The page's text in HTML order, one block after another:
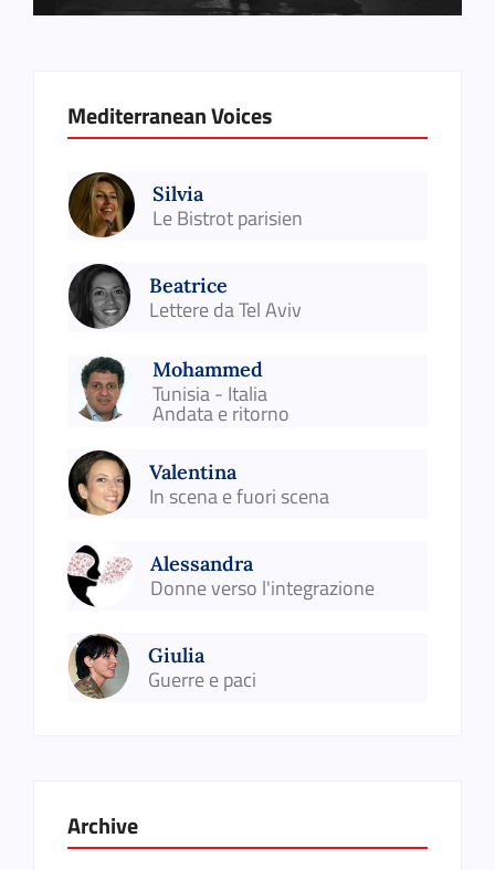
Mediterranean Voices
Silvia
Le Bistrot parisien
Beatrice
Lettere da Tel Aviv
Mohammed
Tunisia - Italia
Andata e ritorno
Valentina
In scena e fuori scena
Alessandra
Donne verso l'integrazione
Giulia
Guerre e paci
Archive